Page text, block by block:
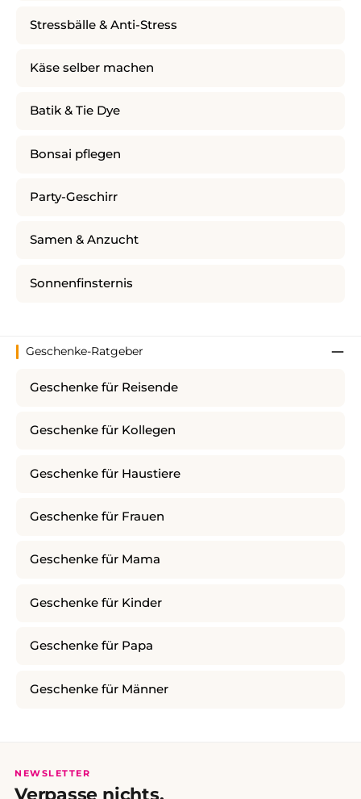
Stressbälle & Anti-Stress
Käse selber machen
Batik & Tie Dye
Bonsai pflegen
Party-Geschirr
Samen & Anzucht
Sonnenfinsternis
Geschenke-Ratgeber
Geschenke für Reisende
Geschenke für Kollegen
Geschenke für Haustiere
Geschenke für Frauen
Geschenke für Mama
Geschenke für Kinder
Geschenke für Papa
Geschenke für Männer
NEWSLETTER